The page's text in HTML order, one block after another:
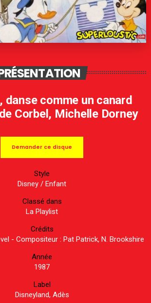
danse comme un canard
Corbel, Michelle Dorney
Demander ce disque
Style
Disney / Enfant
Classé dans
La Playlist
Crédits
- Compositeur : Pat Patrick, N. Brookshire
Année
1987
Label
Disneyland, Adès